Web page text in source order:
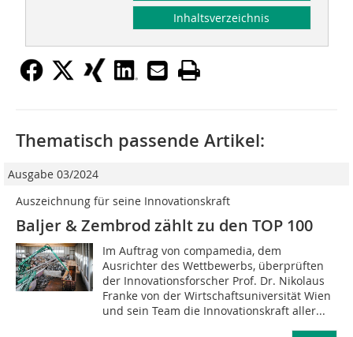
Inhaltsverzeichnis
Thematisch passende Artikel:
Ausgabe 03/2024
Auszeichnung für seine Innovationskraft
Baljer & Zembrod zählt zu den TOP 100
Im Auftrag von compamedia, dem
Ausrichter des Wettbewerbs, überprüften
der Innovationsforscher Prof. Dr. Nikolaus
Franke von der Wirtschaftsuniversität Wien
und sein Team die Innovationskraft aller...